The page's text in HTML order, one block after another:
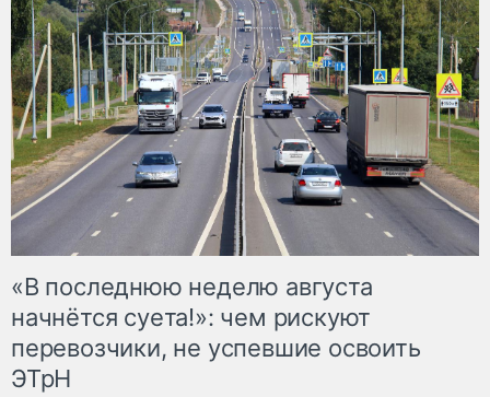
«В последнюю неделю августа
начнётся суета!»: чем рискуют
перевозчики, не успевшие освоить
ЭТрН